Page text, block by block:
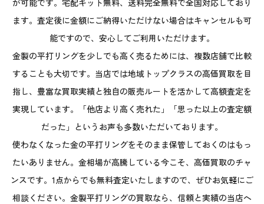
ます。査定後に金額にご納得いただけない場合はキャンセルも可
能ですので、安心してご利用いただけます。
金製の平打リングを少しでも高く売るためには、複数店舗で比較
することも大切です。当店では地域トップクラスの高価買取を目
指し、豊富な買取実績と独自の販売ルートを活かして高額査定を
実現しています。「他店より高く売れた」「思った以上の査定額
だった」というお声も多数いただいております。
使わなくなった金の平打リングをそのまま保管しておくのはもっ
たいありません。金相場が高騰している今こそ、高価買取のチャ
ンスです。1点からでも無料査定いたしますので、ぜひお気軽にご
相談ください。金製平打リングの買取なら、信頼と実績の当店へ